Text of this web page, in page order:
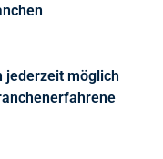
jederzeit möglich